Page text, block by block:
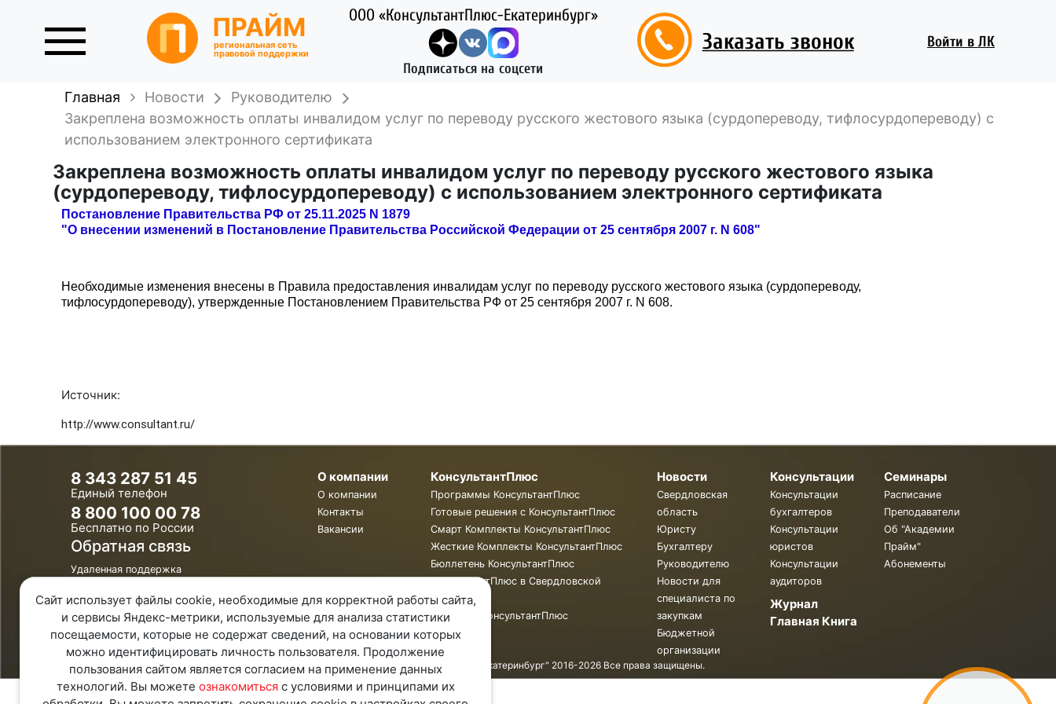
ПРАЙМ
региональная сеть
правовой поддержки
ООО «КонсультантПлюс-Екатеринбург»
Подписаться на соцсети
Заказать звонок Войти в ЛК
Главная Новости
Руководителю
Закреплена возможность оплаты инвалидом услуг по переводу русского жестового языка (сурдопереводу, тифлосурдопереводу) с
использованием электронного сертификата
Закреплена возможность оплаты инвалидом услуг по переводу русского жестового языка
(сурдопереводу, тифлосурдопереводу) с использованием электронного сертификата
Постановление Правительства РФ от 25.11.2025 N 1879
"О внесении изменений в Постановление Правительства Российской Федерации от 25 сентября 2007 г. N 608"
Необходимые изменения внесены в Правила предоставления инвалидам услуг по переводу русского жестового языка (сурдопереводу,
тифлосурдопереводу), утвержденные Постановлением Правительства РФ от 25 сентября 2007 г. N 608.
Источник:
http://www.consultant.ru/
8 343 287 51 45
Единый телефон
8 800 100 00 78
Бесплатно по России
Обратная связь
Удаленная поддержка
Политика обработки персональных
данных
Карта Сайта
О компании
О компании
Контакты
Вакансии
КонсультантПлюс
Программы КонсультантПлюс
Готовые решения с КонсультантПлюс
Смарт Комплекты КонсультантПлюс
Жесткие Комплекты КонсультантПлюс
Бюллетень КонсультантПлюс
КонсультантПлюс в Свердловской
области
Обучение КонсультантПлюс
Новости
Свердловская
область
Юристу
Бухгалтеру
Руководителю
Новости для
специалиста по
закупкам
Бюджетной
организации
Консультации
Консультации
бухгалтеров
Консультации
юристов
Консультации
аудиторов
Журнал
Главная Книга
Семинары
Расписание
Преподаватели
Об "Академии
Прайм"
Абонементы
© ООО "КонсультантПлюс - Екатеринбург" 2016-2026 Все права защищены.
Сайт использует файлы cookie, необходимые для корректной работы сайта,
и сервисы Яндекс-метрики, используемые для анализа статистики
посещаемости, которые не содержат сведений, на основании которых
можно идентифицировать личность пользователя. Продолжение
пользования сайтом является согласием на применение данных
технологий. Вы можете ознакомитьсяс условиями и принципами их